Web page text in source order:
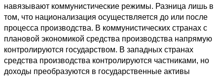
навязывают коммунистические режимы. Разница лишь в
том, что национализация осуществляется до или после
процесса производства. В коммунистических странах с
плановой экономикой средства производства напрямую
контролируются государством. В западных странах
средства производства контролируются частниками, но
доходы преобразуются в государственные активы